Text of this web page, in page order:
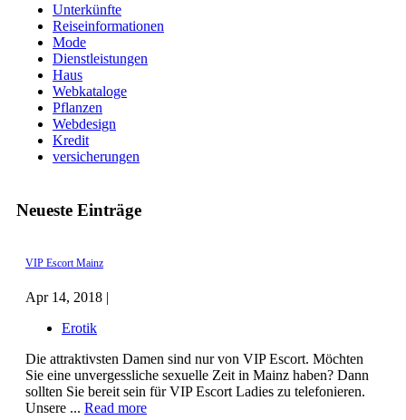
Unterkünfte
Reiseinformationen
Mode
Dienstleistungen
Haus
Webkataloge
Pflanzen
Webdesign
Kredit
versicherungen
Neueste Einträge
VIP Escort Mainz
Apr 14, 2018 |
Erotik
Die attraktivsten Damen sind nur von VIP Escort. Möchten
Sie eine unvergessliche sexuelle Zeit in Mainz haben? Dann
sollten Sie bereit sein für VIP Escort Ladies zu telefonieren.
Unsere ... Read more